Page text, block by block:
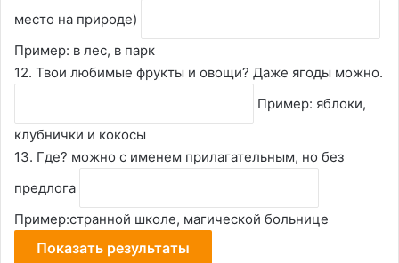
место на природе)
Пример: в лес, в парк
12. Твои любимые фрукты и овощи? Даже ягоды можно.
Пример: яблоки,
клубнички и кокосы
13. Где? можно с именем прилагательным, но без
предлога
Пример:странной школе, магической больнице